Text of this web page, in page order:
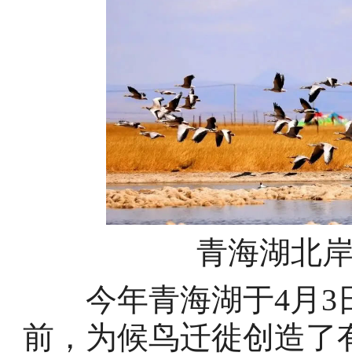
青海湖北
今年青海湖于4月3
前，为候鸟迁徙创造了